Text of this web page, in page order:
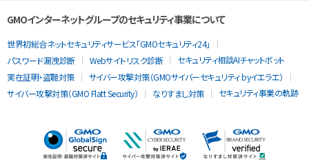
GMOインターネットグループのセキュリティ事業について
世界初総合ネットセキュリティサービス「GMOセキュリティ24」
パスワード漏洩診断
Webサイトリスク診断
セキュリティ相談AIチャットボット
実在証明・盗聴対策
サイバー攻撃対策（GMOサイバーセキュリティ byイエラエ）
サイバー攻撃対策（GMO Flatt Security）
なりすまし対策 セキュリティ事業の軌跡